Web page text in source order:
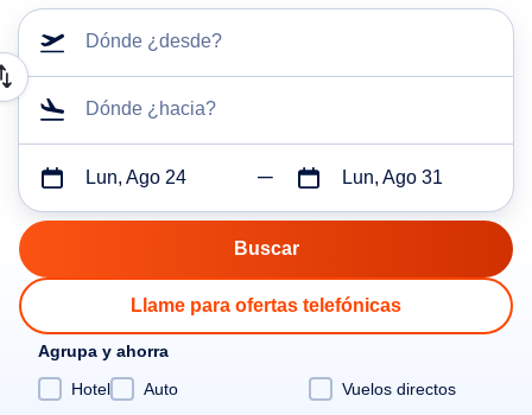
Dónde ¿desde?
Dónde ¿hacia?
Lun, Ago 24 Lun, Ago 31
Llame para ofertas telefónicas
Agrupa y ahorra
Hotel
Auto Vuelos directos